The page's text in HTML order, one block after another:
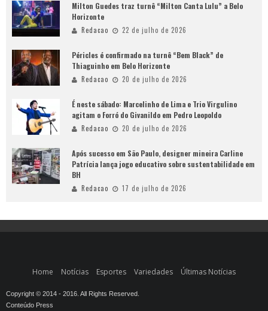
Milton Guedes traz turnê “Milton Canta Lulu” a Belo
Horizonte
Redacao 22 de julho de 2026
Péricles é confirmado na turnê “Bem Black” de
Thiaguinho em Belo Horizonte
Redacao 20 de julho de 2026
É neste sábado: Marcelinho de Lima e Trio Virgulino
agitam o Forró do Givanildo em Pedro Leopoldo
Redacao 20 de julho de 2026
Após sucesso em São Paulo, designer mineira Carline
Patrícia lança jogo educativo sobre sustentabilidade em
BH
Redacao 17 de julho de 2026
Home Notícias Esportes Variedades Últimas Notícias
Copyright © 2014 - 2016. All Rights Reserved.
Conteúdo Press